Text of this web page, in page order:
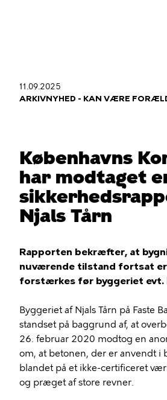
Du
11.09.2025
ARKIVNYHED - KAN VÆRE
Københavns
har modtaget
Njals Tårn
Rapporten bekræfter, at
nuværende tilstand fortsat er
forstærkes før byggeriet
Byggeriet af Njals Tårn på Faste
standset på baggrund af, at
26. februar 2020 modtog en
om, at betonen, der er anvendt i
blandet på et ikke-certificeret
og præget af store revner.